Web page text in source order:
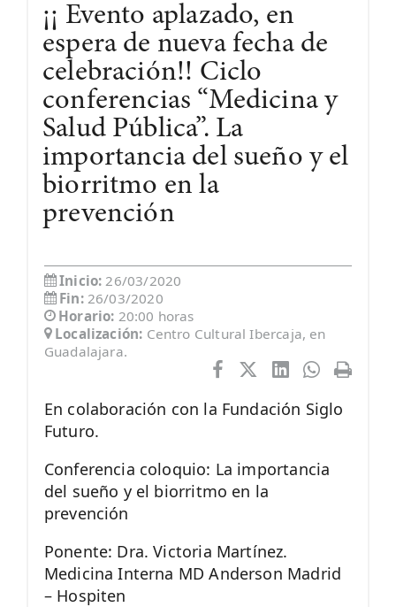
¡¡ Evento aplazado, en
espera de nueva fecha de
celebración!! Ciclo
conferencias “Medicina y
Salud Pública”. La
importancia del sueño y el
biorritmo en la
prevención
Inicio: 26/03/2020
Fin: 26/03/2020
Horario: 20:00 horas
Localización: Centro Cultural Ibercaja, en
Guadalajara.
En colaboración con la Fundación Siglo
Futuro.
Conferencia coloquio: La importancia
del sueño y el biorritmo en la
prevención
Ponente: Dra. Victoria Martínez.
Medicina Interna MD Anderson Madrid
– Hospiten